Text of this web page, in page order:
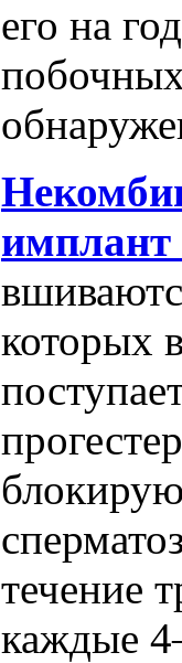
его на
имплант
которых
течение
каждые